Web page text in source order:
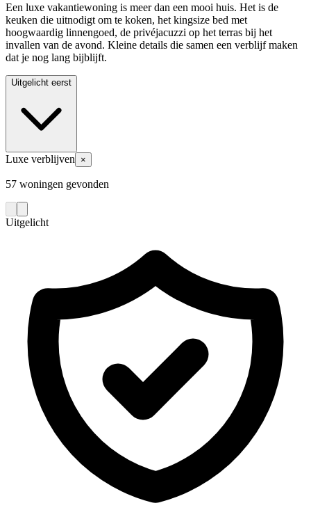
Een luxe vakantiewoning is meer dan een mooi huis. Het is de
keuken die uitnodigt om te koken, het kingsize bed met
hoogwaardig linnengoed, de privéjacuzzi op het terras bij het
invallen van de avond. Kleine details die samen een verblijf maken
dat je nog lang bijblijft.
Uitgelicht eerst
Luxe verblijven ×
57 woningen gevonden
Uitgelicht